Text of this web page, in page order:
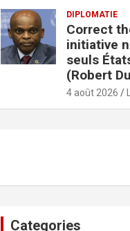
DIPLOMATIE
Correct
initiative
seuls
(Robert
4 août 2026
Categories